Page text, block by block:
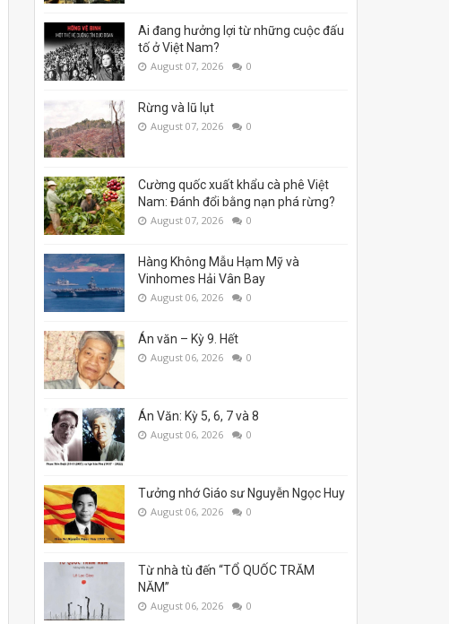
Ai đang hưởng lợi từ những cuộc đấu
tố ở Việt Nam?
August 07, 2026 0
Rừng và lũ lụt
August 07, 2026 0
Cường quốc xuất khẩu cà phê Việt
Nam: Đánh đổi bằng nạn phá rừng?
August 07, 2026 0
Hàng Không Mẫu Hạm Mỹ và
Vinhomes Hải Vân Bay
August 06, 2026 0
Án văn – Kỳ 9. Hết
August 06, 2026 0
Án Văn: Kỳ 5, 6, 7 và 8
August 06, 2026 0
Tưởng nhớ Giáo sư Nguyễn Ngọc Huy
August 06, 2026 0
Từ nhà tù đến “TỔ QUỐC TRĂM
NĂM”
August 06, 2026 0